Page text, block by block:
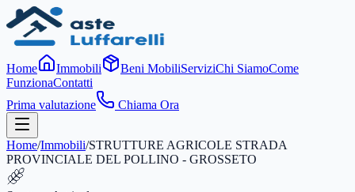
Home Immobili Beni MobiliServiziChi SiamoCome
FunzionaContatti
Prima valutazione
Chiama Ora
Home/Immobili/STRUTTURE AGRICOLE STRADA
PROVINCIALE DEL POLLINO - GROSSETO